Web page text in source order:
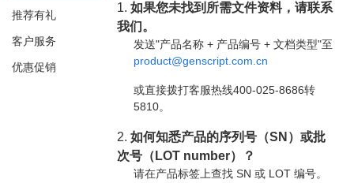
推荐有礼
客户服务
优惠促销
1.如果您未找到所需文件资料，请联系
我们。
发送"产品名称 + 产品编号 + 文档类型"至
product@genscript.com.cn
或直接拨打客服热线400-025-8686转
5810。
2.如何知悉产品的序列号（SN）或批
次号（LOT number）？
请在产品标签上查找 SN 或 LOT 编号。